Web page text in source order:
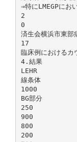
⇒特にLMEGPにお
2
0
済生会横浜市東部
17
臨床例におけるカ
4.結果
LEHR
線条体
1000
BG部分
250
900
800
200